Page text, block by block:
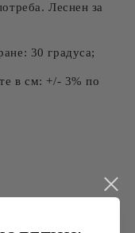
Леснен за
30 градуса;
в см: +/- 3% по